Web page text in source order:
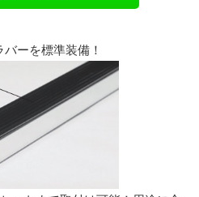
ーを標準装備！